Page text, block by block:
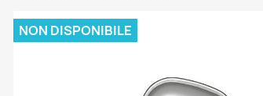
NON DISPONIBILE